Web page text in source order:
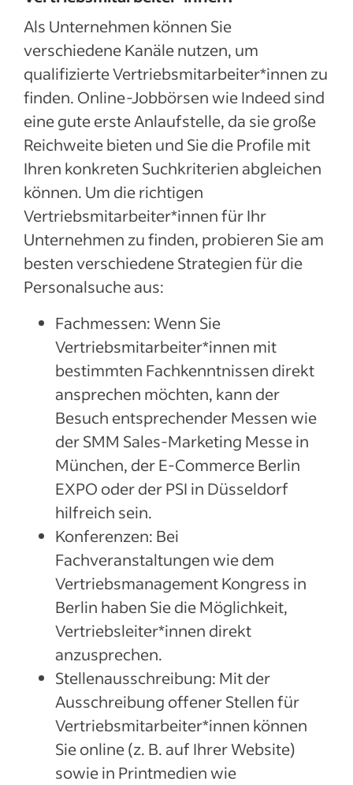
Als Unternehmen können Sie
verschiedene Kanäle nutzen, um
qualifizierte Vertriebsmitarbeiter*innen zu
finden. Online-Jobbörsen wie Indeed sind
eine gute erste Anlaufstelle, da sie große
Reichweite bieten und Sie die Profile mit
Ihren konkreten Suchkriterien abgleichen
können. Um die richtigen
Vertriebsmitarbeiter*innen für Ihr
Unternehmen zu finden, probieren Sie am
besten verschiedene Strategien für die
Personalsuche aus:
Fachmessen: Wenn Sie
Vertriebsmitarbeiter*innen mit
bestimmten Fachkenntnissen direkt
ansprechen möchten, kann der
Besuch entsprechender Messen wie
der SMM Sales-Marketing Messe in
München, der E-Commerce Berlin
EXPO oder der PSI in Düsseldorf
hilfreich sein.
Konferenzen: Bei
Fachveranstaltungen wie dem
Vertriebsmanagement Kongress in
Berlin haben Sie die Möglichkeit,
Vertriebsleiter*innen direkt
anzusprechen.
Stellenausschreibung: Mit der
Ausschreibung offener Stellen für
Vertriebsmitarbeiter*innen können
Sie online (z. B. auf Ihrer Website)
sowie in Printmedien wie